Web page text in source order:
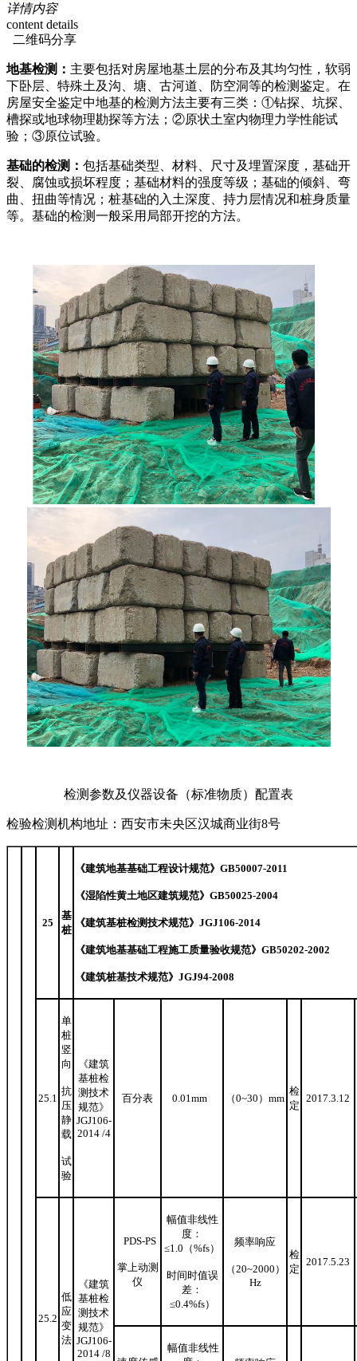
详情内容
content details
二维码分享
地基检测： 主要包括对房屋地基土层的分布及其均匀性，软弱
下卧层、特殊土及沟、塘、古河道、防空洞等的检测鉴定。在
房屋安全鉴定中地基的检测方法主要有三类：①钻探、坑探、
槽探或地球物理勘探等方法；②原状土室内物理力学性能试
验；③原位试验。
基础的检测： 包括基础类型、材料、尺寸及埋置深度，基础开
裂、腐蚀或损坏程度；基础材料的强度等级；基础的倾斜、弯
曲、扭曲等情况；桩基础的入土深度、持力层情况和桩身质量
等。基础的检测一般采用局部开挖的方法。
检测参数及仪器设备（标准物质）配置表
检验检测机构地址： 西安市未央区汉城商业街8号
25
基
桩
《建筑地基基础工程设计规范》GB50007-2011
《湿陷性黄土地区建筑规范》GB50025-2004
《建筑基桩检测技术规范》JGJ106-2014
《建筑地基基础工程施工质量验收规范》GB50202-2002
《建筑桩基技术规范》JGJ94-2008
25.1
单
桩
竖
向
抗
压
静
载
试
验
《建筑
基桩检
测技术
规范》
JGJ106-
2014/4
百分表 0.01mm （0~30）mm
检
定
2017.3.12
25.2
低
应
变
法
《建筑
基桩检
测技术
规范》
JGJ106-
2014/8
PDS-PS
掌上动测
仪
幅值非线性
度：
≤1.0 （%fs）
时间时值误
差：
≤0.4%fs）
频率响应
（20~2000 ）
Hz
检
定
2017.5.23
幅值非线性